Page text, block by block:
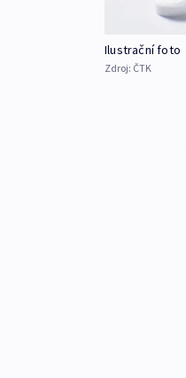
Ilustrační foto
Zdroj: ČTK